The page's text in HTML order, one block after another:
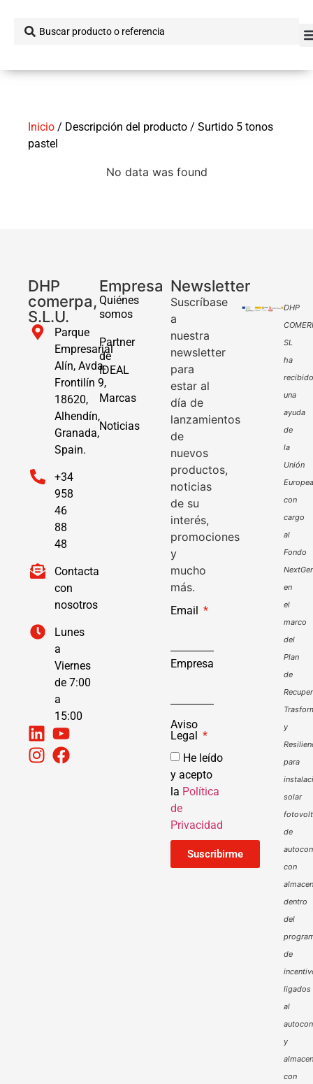
Inicio / Descripción del producto / Surtido 5 tonos
pastel
No data was found
DHP
comerpa,
S.L.U.
Parque
Empresarial
Alín, Avda.
Frontilín 9,
18620,
Alhendín,
Granada,
Spain.
+34
958
46
88
48
Contacta
con
nosotros
Lunes
a
Viernes
de 7:00
a
15:00
Empresa
Quiénes
somos
Partner
de
IDEAL
Marcas
Noticias
Newsletter
Suscríbase
a
nuestra
newsletter
para
estar al
día de
lanzamientos
de
nuevos
productos,
noticias
de su
interés,
promociones
y
mucho
más.
Email
Empresa
Aviso
Legal
He leído
y acepto
la Política
de
Privacidad
Suscribirme
DHP
SL
ha
recibido
una
ayuda
de
la
Unión
Europea
con
cargo
al
Fondo
en
el
marco
del
Plan
de
y
para
solar
de
con
dentro
del
de
ligados
al
y
con